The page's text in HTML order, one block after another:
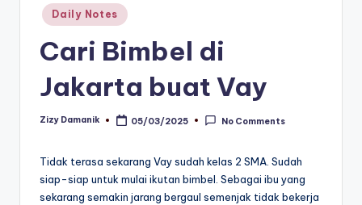
Posted
in
Daily Notes
Cari Bimbel di
Jakarta buat Vay
Posted
Zizy Damanik 05/03/2025 No Comments
Tidak terasa sekarang Vay sudah kelas 2 SMA. Sudah
siap-siap untuk mulai ikutan bimbel. Sebagai ibu yang
sekarang semakin jarang bergaul semenjak tidak bekerja